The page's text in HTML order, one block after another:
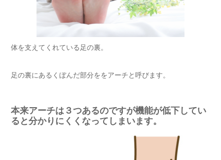
体を支えてくれている足の裏。
足の裏にあるくぼんだ部分ををアーチと呼びます。
本来アーチは３つあるのですが機能が低下してい
ると分かりにくくなってしまいます。